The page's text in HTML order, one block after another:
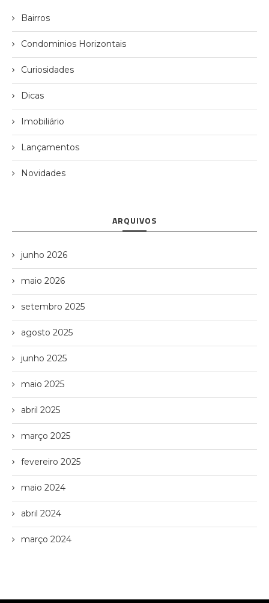
Bairros
Condominios Horizontais
Curiosidades
Dicas
Imobiliário
Lançamentos
Novidades
ARQUIVOS
junho 2026
maio 2026
setembro 2025
agosto 2025
junho 2025
maio 2025
abril 2025
março 2025
fevereiro 2025
maio 2024
abril 2024
março 2024